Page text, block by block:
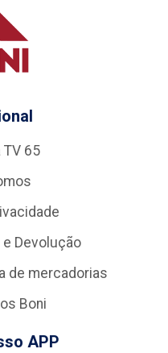
TV 65
Devolução
de mercadorias
Boni
APP